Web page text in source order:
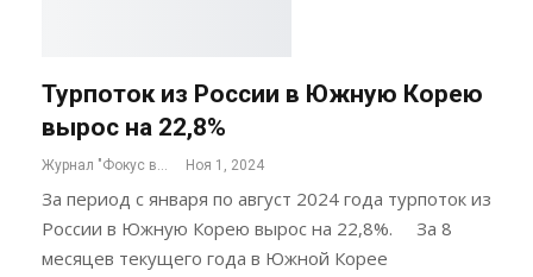
Турпоток из России в Южную Корею
вырос на 22,8%
Журнал "Фокус внимания" Ноя 1, 2024
За период с января по август 2024 года турпоток из
России в Южную Корею вырос на 22,8%. За 8
месяцев текущего года в Южной Корее